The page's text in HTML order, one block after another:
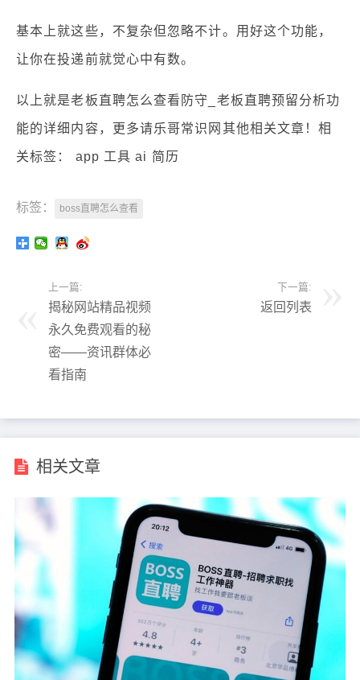
基本上就这些，不复杂但忽略不计。用好这个功能，
让你在投递前就觉心中有数。
以上就是老板直聘怎么查看防守_老板直聘预留分析功
能的详细内容，更多请乐哥常识网其他相关文章！相
关标签： app 工具 ai 简历
标签： boss直聘怎么查看
上一篇:
揭秘网站精品视频
永久免费观看的秘
密——资讯群体必
看指南
下一篇:
返回列表
相关文章